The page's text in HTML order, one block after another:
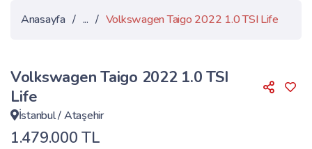
Anasayfa / ... / Volkswagen Taigo 2022 1.0 TSI Life
Volkswagen Taigo 2022 1.0 TSI
Life
İstanbul/Ataşehir
1.479.000 TL